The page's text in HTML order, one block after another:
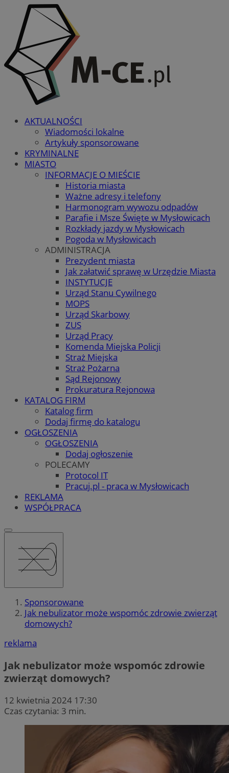
AKTUALNOŚCI
Wiadomości lokalne
Artykuły sponsorowane
KRYMINALNE
MIASTO
INFORMACJE O MIEŚCIE
Historia miasta
Ważne adresy i telefony
Harmonogram wywozu odpadów
Parafie i Msze Święte w Mysłowicach
Rozkłady jazdy w Mysłowicach
Pogoda w Mysłowicach
ADMINISTRACJA
Prezydent miasta
Jak załatwić sprawę w Urzędzie Miasta
INSTYTUCJE
Urząd Stanu Cywilnego
MOPS
Urząd Skarbowy
ZUS
Urząd Pracy
Komenda Miejska Policji
Straż Miejska
Straż Pożarna
Sąd Rejonowy
Prokuratura Rejonowa
KATALOG FIRM
Katalog firm
Dodaj firmę do katalogu
OGŁOSZENIA
OGŁOSZENIA
Dodaj ogłoszenie
POLECAMY
Protocol IT
Pracuj.pl - praca w Mysłowicach
REKLAMA
WSPÓŁPRACA
Sponsorowane
Jak nebulizator może wspomóc zdrowie zwierząt
domowych?
reklama
Jak nebulizator może wspomóc zdrowie
zwierząt domowych?
12 kwietnia 2024 17:30
Czas czytania: 3 min.